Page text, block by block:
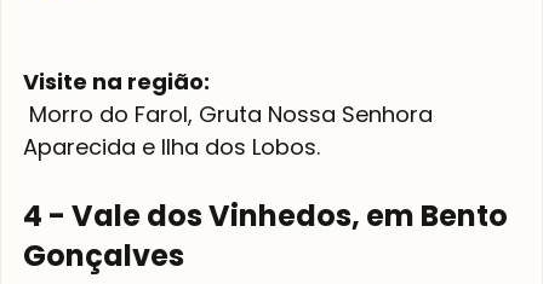
Visite na região:
4 - Vale dos Vinhedos, em Bento
Gonçalves